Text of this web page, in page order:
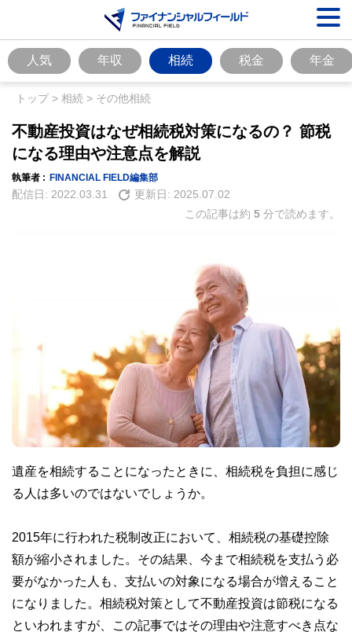
人気 年収 相続 税金 年金
トップ> 相続 > その他相続
不動産投資はなぜ相続税対策になるの？ 節税
になる理由や注意点を解説
執筆者 : FINANCIAL FIELD編集部
配信日: 2022.03.31 更新日: 2025.07.02
この記事は約 5 分で読めます。
遺産を相続することになったときに、相続税を負担に感じ
る人は多いのではないでしょうか。
2015年に行われた税制改正において、相続税の基礎控除
額が縮小されました。その結果、今まで相続税を支払う必
要がなかった人も、支払いの対象になる場合が増えること
になりました。相続税対策として不動産投資は節税になる
といわれますが、この記事ではその理由や注意すべき点な